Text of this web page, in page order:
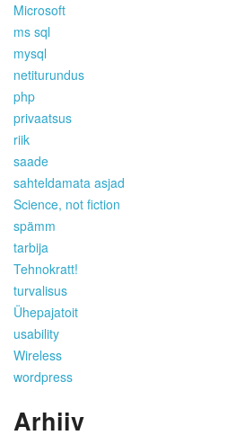
Microsoft
ms sql
mysql
netiturundus
php
privaatsus
riik
saade
sahteldamata asjad
Science, not fiction
spämm
tarbija
Tehnokratt!
turvalisus
Ühepajatoit
usability
Wireless
wordpress
Arhiiv